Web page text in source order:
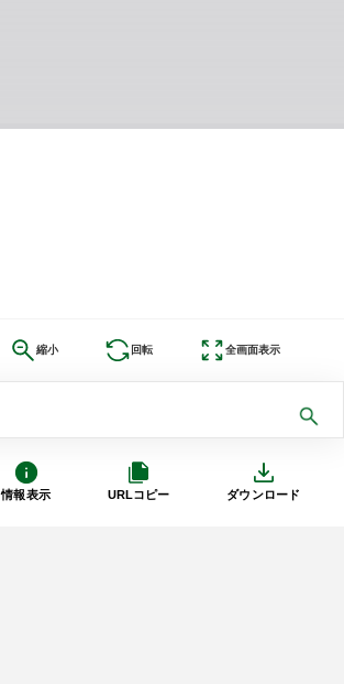
情報表示 URLコピー ダウンロード
縮小 回転 全画面表示